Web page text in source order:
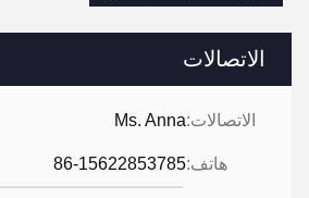
الاتصالات
الاتصالات:Ms. Anna
هاتف:86-15622853785